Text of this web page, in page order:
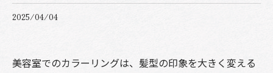
2025/04/04
美容室でのカラーリングは、髪型の印象を大きく変える